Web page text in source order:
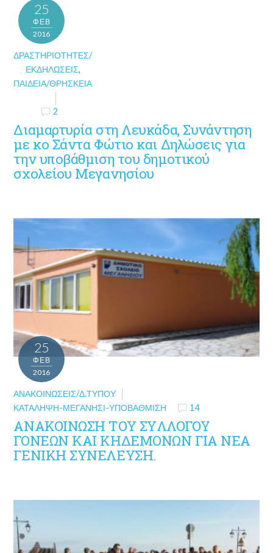
25
ΦΕΒ
2016
ΔΡΑΣΤΗΡΙΌΤΗΤΕΣ/
ΕΚΔΗΛΏΣΕΙΣ,
ΠΑΙΔΕΊΑ/ΘΡΗΣΚΕΊΑ
2
Διαμαρτυρία στη Λευκάδα, Συνάντηση
με κο Σάντα Φώτιο και Δηλώσεις για
την υποβάθμιση του δημοτικού
σχολείου Μεγανησίου
25
ΦΕΒ
2016
ΑΝΑΚΟΙΝΏΣΕΙΣ/Δ.ΤΎΠΟΥ
ΚΑΤΑΛΗΨΗ-ΜΕΓΑΝΗΣΙ-ΥΠΟΒΑΘΜΙΣΗ
14
ΑΝΑΚΟΙΝΩΣΗ ΤΟΥ ΣYΛΛΟΓΟΥ
ΓΟΝΕΩΝ ΚΑΙ ΚΗΔΕΜΟΝΩΝ ΓΙΑ ΝΕΑ
ΓΕΝΙΚΗ ΣΥΝΕΛΕΥΣΗ.